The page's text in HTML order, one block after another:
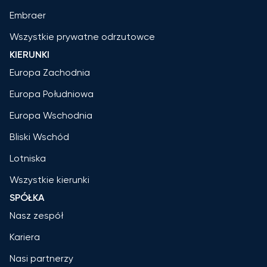
Embraer
Wszystkie prywatne odrzutowce
KIERUNKI
Europa Zachodnia
Europa Południowa
Europa Wschodnia
Bliski Wschód
Lotniska
Wszystkie kierunki
SPÓŁKA
Nasz zespół
Kariera
Nasi partnerzy